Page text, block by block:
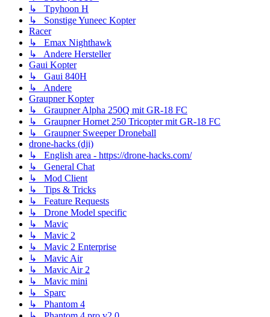
↳ Tpyhoon H
↳ Sonstige Yuneec Kopter
Racer
↳ Emax Nighthawk
↳ Andere Hersteller
Gaui Kopter
↳ Gaui 840H
↳ Andere
Graupner Kopter
↳ Graupner Alpha 250Q mit GR-18 FC
↳ Graupner Hornet 250 Tricopter mit GR-18 FC
↳ Graupner Sweeper Droneball
drone-hacks (dji)
↳ English area - https://drone-hacks.com/
↳ General Chat
↳ Mod Client
↳ Tips & Tricks
↳ Feature Requests
↳ Drone Model specific
↳ Mavic
↳ Mavic 2
↳ Mavic 2 Enterprise
↳ Mavic Air
↳ Mavic Air 2
↳ Mavic mini
↳ Sparc
↳ Phantom 4